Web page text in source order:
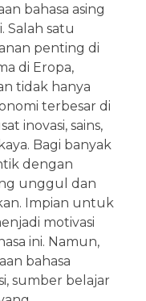
bahasa asing
Salah satu
penting di
di Eropa,
tidak hanya
terbesar di
inovasi, sains,
Bagi banyak
dengan
unggul dan
Impian untuk
motivasi
ini. Namun,
bahasa
sumber belajar